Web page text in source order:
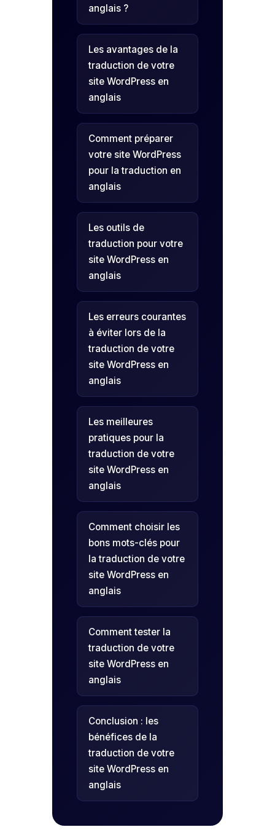
anglais ?
Les avantages de la
traduction de votre
site WordPress en
anglais
Comment préparer
votre site WordPress
pour la traduction en
anglais
Les outils de
traduction pour votre
site WordPress en
anglais
Les erreurs courantes
à éviter lors de la
traduction de votre
site WordPress en
anglais
Les meilleures
pratiques pour la
traduction de votre
site WordPress en
anglais
Comment choisir les
bons mots-clés pour
la traduction de votre
site WordPress en
anglais
Comment tester la
traduction de votre
site WordPress en
anglais
Conclusion : les
bénéfices de la
traduction de votre
site WordPress en
anglais